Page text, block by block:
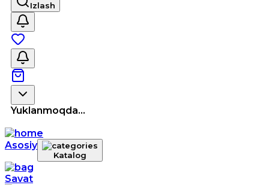
Izlash
Yuklanmoqda...
Asosiy
Katalog
Savat